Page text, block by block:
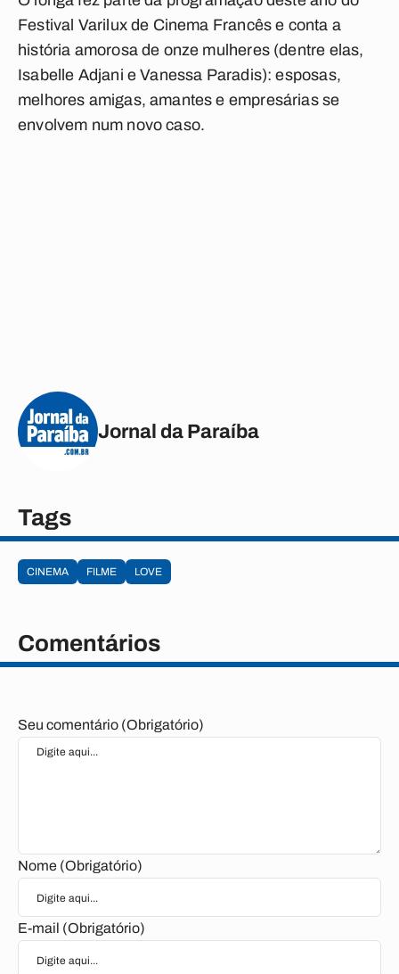
Festival Varilux de Cinema Francês e conta a
história amorosa de onze mulheres (dentre elas,
Isabelle Adjani e Vanessa Paradis): esposas,
melhores amigas, amantes e empresárias se
envolvem num novo caso.
Jornal da Paraíba
Tags
CINEMA FILME LOVE
Comentários
Seu comentário (Obrigatório)
Nome (Obrigatório)
E-mail (Obrigatório)